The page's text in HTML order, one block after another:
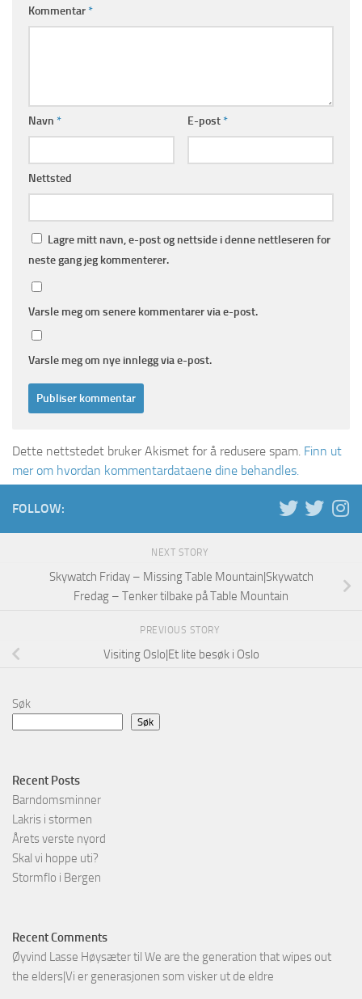
Kommentar*
Navn * E-post*
Nettsted
Lagre mitt navn, e-post og nettside i denne nettleseren for
neste gang jeg kommenterer.
Varsle meg om senere kommentarer via e-post.
Varsle meg om nye innlegg via e-post.
Dette nettstedet bruker Akismet for å redusere spam. Finn ut
mer om hvordan kommentardataene dine behandles.
FOLLOW:
NEXT STORY
Skywatch Friday – Missing Table Mountain|Skywatch
Fredag – Tenker tilbake på Table Mountain
PREVIOUS STORY
Visiting Oslo|Et lite besøk i Oslo
Søk
Søk
Recent Posts
Barndomsminner
Lakris i stormen
Årets verste nyord
Skal vi hoppe uti?
Stormflo i Bergen
Recent Comments
Øyvind Lasse Høysætertil We are the generation that wipes out
the elders|Vi er generasjonen som visker ut de eldre